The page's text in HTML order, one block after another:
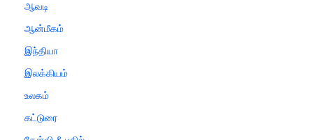
ஆவடி
ஆன்மீகம்
இந்தியா
இலக்கியம்
உலகம்
கட்டுரை